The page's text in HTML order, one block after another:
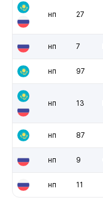
нп 27
нп 7
нп 97
нп 13
нп 87
нп 9
нп 11